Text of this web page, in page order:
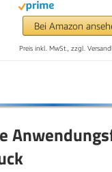
leicht gemacht
Print Plan
Bei Amazon
Preis inkl. MwSt., zzgl.